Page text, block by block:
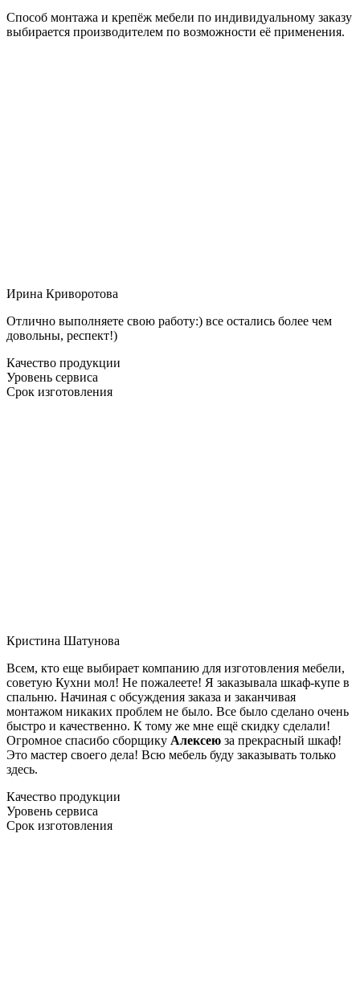
Способ монтажа и крепёж мебели по индивидуальному заказу
выбирается производителем по возможности её применения.
Ирина Криворотова
Отлично выполняете свою работу:) все остались более чем
довольны, респект!)
Качество продукции
Уровень сервиса
Срок изготовления
Кристина Шатунова
Всем, кто еще выбирает компанию для изготовления мебели,
советую Кухни мол! Не пожалеете! Я заказывала шкаф-купе в
спальню. Начиная с обсуждения заказа и заканчивая
монтажом никаких проблем не было. Все было сделано очень
быстро и качественно. К тому же мне ещё скидку сделали!
Огромное спасибо сборщику Алексею за прекрасный шкаф!
Это мастер своего дела! Всю мебель буду заказывать только
здесь.
Качество продукции
Уровень сервиса
Срок изготовления